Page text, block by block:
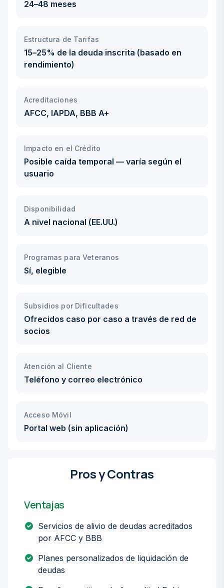
24–48 meses
Estructura de Tarifas
15–25% de la deuda inscrita (basado en
rendimiento)
Acreditaciones
AFCC, IAPDA, BBB A+
Impacto en el Crédito
Posible caída temporal — varía según el
usuario
Disponibilidad
A nivel nacional (EE.UU.)
Programas para Veteranos
Sí, elegible
Subsidios por Dificultades
Ofrecidos caso por caso a través de red de
socios
Atención al Cliente
Teléfono y correo electrónico
Acceso Móvil
Portal web (sin aplicación)
Pros y Contras
Ventajas
Servicios de alivio de deudas acreditados
por AFCC y BBB
Planes personalizados de liquidación de
deudas